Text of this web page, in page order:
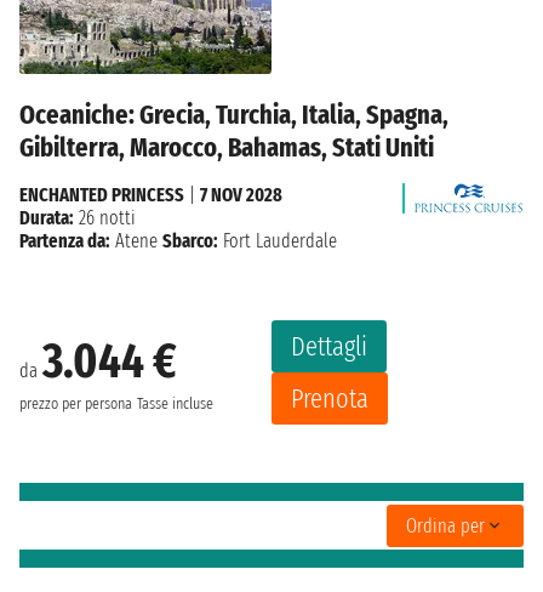
Oceaniche: Grecia, Turchia, Italia, Spagna,
Gibilterra, Marocco, Bahamas, Stati Uniti
da3.044 €
prezzo per persona Tasse incluse
Dettagli
Prenota
ENCHANTED PRINCESS
7 NOV 2028
Durata: 26 notti
Partenza da: Atene Sbarco: Fort Lauderdale
Ordina per